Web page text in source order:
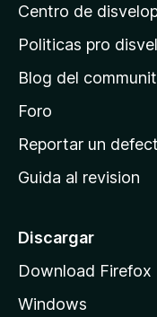
a
p
i
n
c
p
l
e
M
Centro de
Politicas pro
Blog del
Foro
Reportar un
Guida al revision
Discargar
Download Firefox
Windows